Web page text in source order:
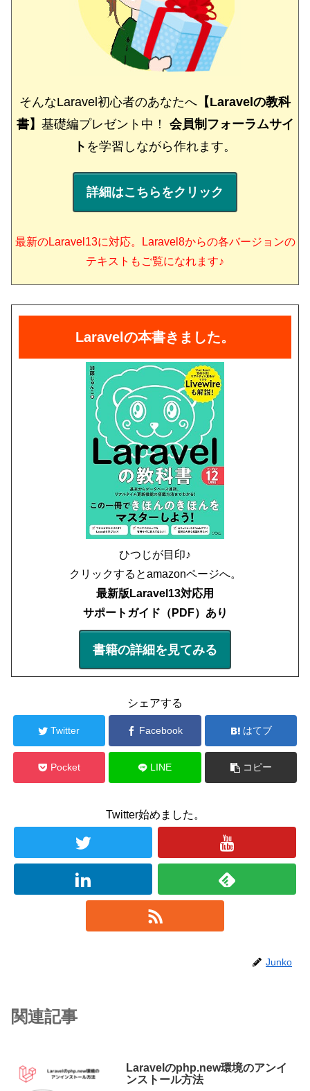
そんなLaravel初心者のあなたへ 【Laravelの教科
書】 基礎編プレゼント中！ 会員制フォーラムサイ
ト を学習しながら作れます。
詳細はこちらをクリック
最新のLaravel13に対応。Laravel8からの各バージョンの
テキストもご覧になれます♪
Laravelの本書きました。
ひつじが目印♪
クリックするとamazonページへ。
最新版Laravel13対応用
サポートガイド（PDF）あり
書籍の詳細を見てみる
シェアする
Twitter Facebook はてブ
Pocket LINE コピー
Twitter始めました。
Junko
関連記事
Laravelのphp.new環境のアンイ
ンストール方法